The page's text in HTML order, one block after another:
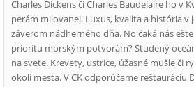
Charles Dickens či Charles Baudelaire ho v
perám milovanej. Luxus, kvalita a história
záverom nádherného dňa. No čaká nás
prioritu morským potvorám? Studený
na svete. Krevety, ustrice, úžasné mušle či
okolí mesta. V CK odporúčame reštauráciu